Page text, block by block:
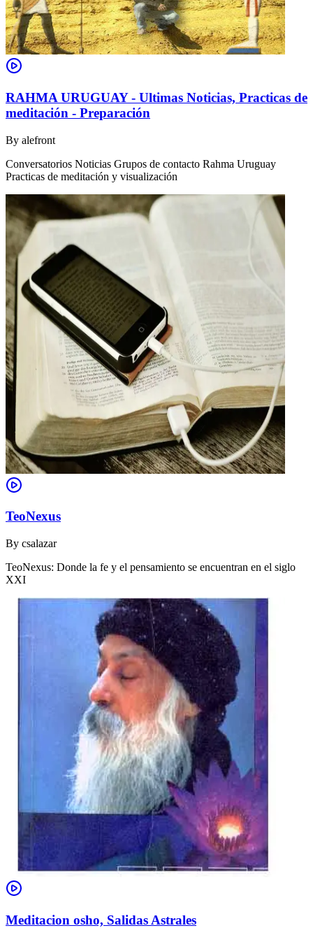
RAHMA URUGUAY - Ultimas Noticias, Practicas de
meditación - Preparación
By alefront
Conversatorios Noticias Grupos de contacto Rahma Uruguay
Practicas de meditación y visualización
TeoNexus
By csalazar
TeoNexus: Donde la fe y el pensamiento se encuentran en el siglo
XXI
Meditacion osho, Salidas Astrales